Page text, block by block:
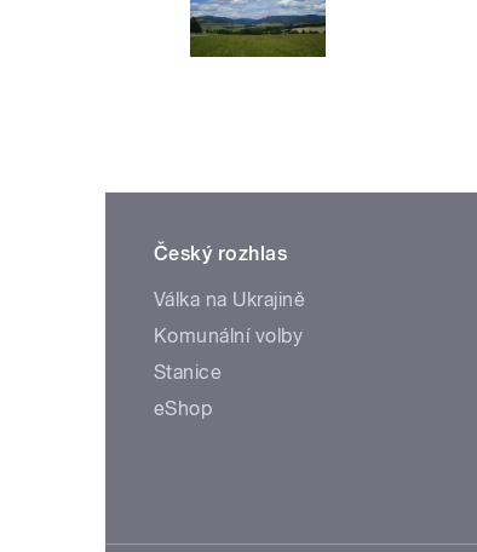
Český rozhlas
Válka na Ukrajině
Komunální volby
Stanice
eShop